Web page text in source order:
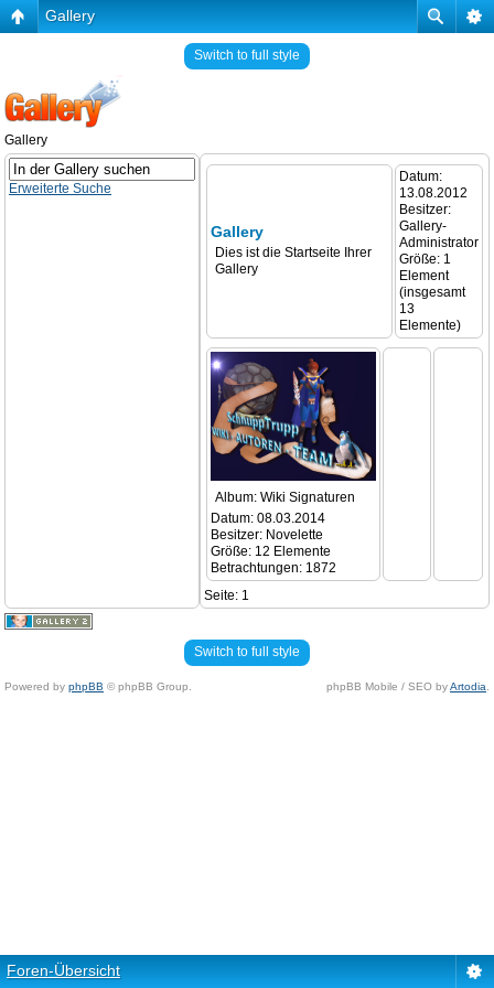
Gallery
Switch to full style
Gallery
Erweiterte Suche
Gallery
Dies ist die Startseite Ihrer
Gallery
Datum:
13.08.2012
Besitzer:
Gallery-
Administrator
Größe: 1
Element
(insgesamt
13
Elemente)
Album: Wiki Signaturen
Datum: 08.03.2014
Besitzer: Novelette
Größe: 12 Elemente
Betrachtungen: 1872
Seite: 1
Switch to full style
Powered by phpBB © phpBB Group. phpBB Mobile / SEO byArtodia
Foren-Übersicht